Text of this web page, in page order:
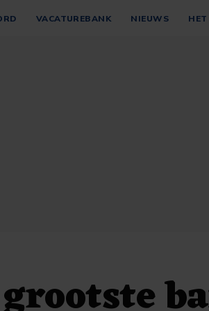
VACATUREBANK NIEUWS HET